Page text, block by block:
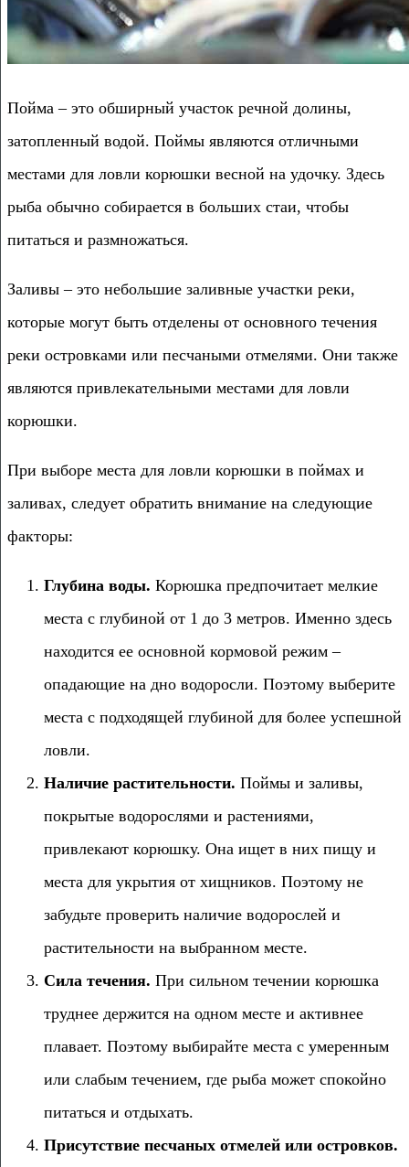
Пойма – это обширный участок речной долины,
затопленный водой. Поймы являются отличными
местами для ловли корюшки весной на удочку. Здесь
рыба обычно собирается в больших стаи, чтобы
питаться и размножаться.
Заливы – это небольшие заливные участки реки,
которые могут быть отделены от основного течения
реки островками или песчаными отмелями. Они также
являются привлекательными местами для ловли
корюшки.
При выборе места для ловли корюшки в поймах и
заливах, следует обратить внимание на следующие
факторы:
Глубина воды. Корюшка предпочитает мелкие
места с глубиной от 1 до 3 метров. Именно здесь
находится ее основной кормовой режим –
опадающие на дно водоросли. Поэтому выберите
места с подходящей глубиной для более успешной
ловли.
Наличие растительности. Поймы и заливы,
покрытые водорослями и растениями,
привлекают корюшку. Она ищет в них пищу и
места для укрытия от хищников. Поэтому не
забудьте проверить наличие водорослей и
растительности на выбранном месте.
Сила течения. При сильном течении корюшка
труднее держится на одном месте и активнее
плавает. Поэтому выбирайте места с умеренным
или слабым течением, где рыба может спокойно
питаться и отдыхать.
Присутствие песчаных отмелей или островков.